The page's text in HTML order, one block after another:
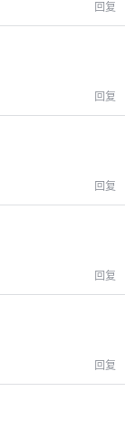
回复
回复
回复
回复
回复